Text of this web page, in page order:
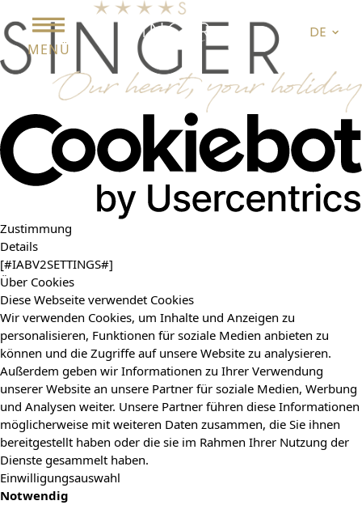
Zustimmung
Details
[#IABV2SETTINGS#]
Über Cookies
Diese Webseite verwendet Cookies
Wir verwenden Cookies, um Inhalte und Anzeigen zu
personalisieren, Funktionen für soziale Medien anbieten zu
können und die Zugriffe auf unsere Website zu analysieren.
Außerdem geben wir Informationen zu Ihrer Verwendung
unserer Website an unsere Partner für soziale Medien, Werbung
und Analysen weiter. Unsere Partner führen diese Informationen
möglicherweise mit weiteren Daten zusammen, die Sie ihnen
bereitgestellt haben oder die sie im Rahmen Ihrer Nutzung der
Dienste gesammelt haben.
Einwilligungsauswahl
Notwendig
MENÜ
DE